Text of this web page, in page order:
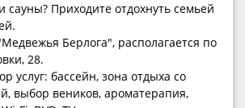
Приходите отдохнуть семьей
Берлога", располагается по
28.
услуг: бассейн, зона отдыха со
выбор веников, ароматерапия,